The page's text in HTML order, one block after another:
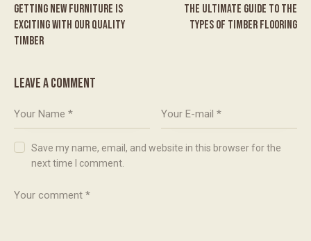
GETTING NEW FURNITURE IS
EXCITING WITH OUR QUALITY
TIMBER
THE ULTIMATE GUIDE TO THE
TYPES OF TIMBER FLOORING
LEAVE A COMMENT
Save my name, email, and website in this browser for the
next time I comment.